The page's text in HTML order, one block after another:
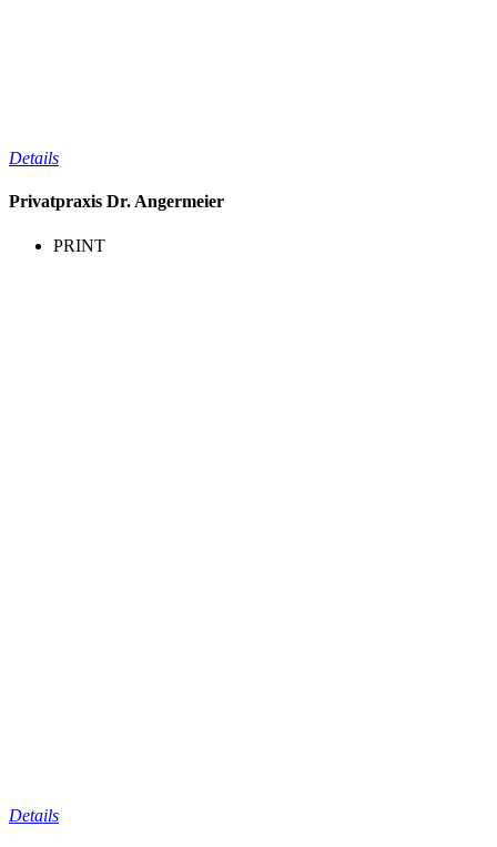
Details
Privatpraxis Dr. Angermeier
PRINT
Details